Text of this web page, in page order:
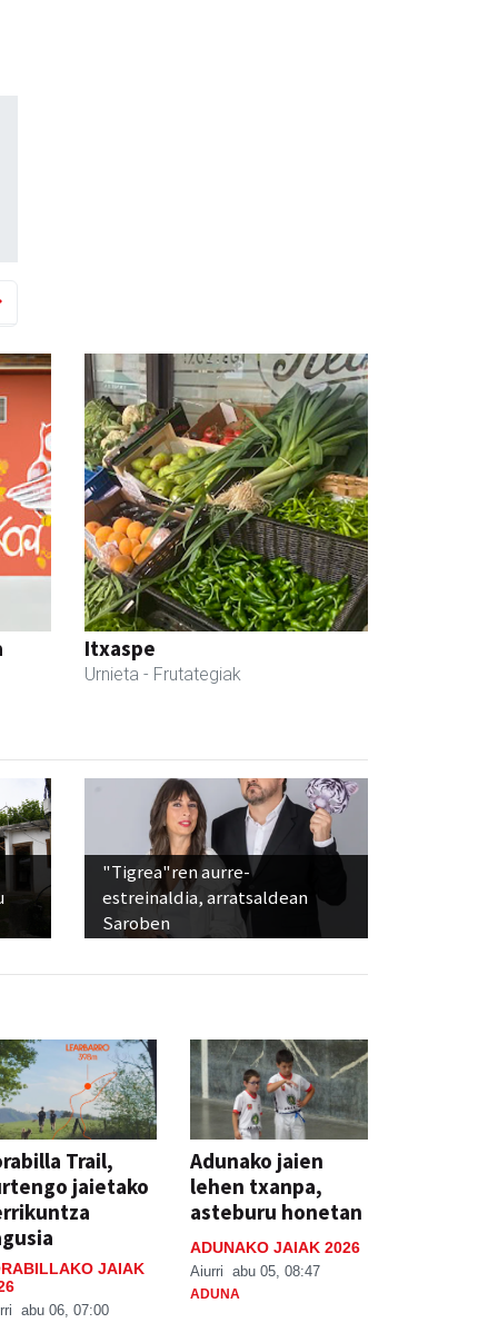
Itxaspe
Urnieta - Frutategiak
"Tigrea"ren aurre-
estreinaldia, arratsaldean
Saroben
Trail,
jaietako
JAIAK
abu 06, 07:00
Adunako jaien
lehen txanpa,
asteburu honetan
ADUNAKO JAIAK 2026
Aiurri abu 05, 08:47
ADUNA